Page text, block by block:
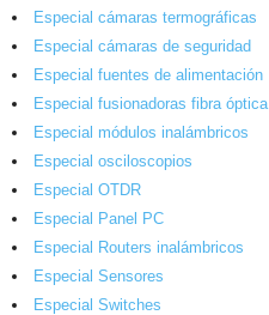
Especial cámaras termográficas
Especial cámaras de seguridad
Especial fuentes de alimentación
Especial fusionadoras fibra óptica
Especial módulos inalámbricos
Especial osciloscopios
Especial OTDR
Especial Panel PC
Especial Routers inalámbricos
Especial Sensores
Especial Switches